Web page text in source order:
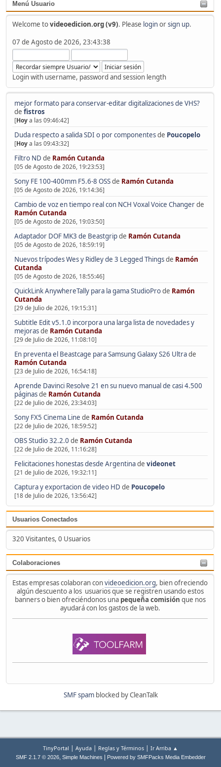
Menú Usuario
Welcome tovideoedicion.org (v9). Please loginorsign up.
07 de Agosto de 2026, 23:43:38
Login with username, password and session length
mejor formato para conservar-editar digitalizaciones de VHS?
de fistros
[Hoya las 09:46:42]
Duda respecto a salida SDI o por componentesde Poucopelo
[Hoya las 09:43:32]
Filtro ND de Ramón Cutanda
[05 de Agosto de 2026, 19:23:53]
Sony FE 100-400mm F5.6-8 OSSde Ramón Cutanda
[05 de Agosto de 2026, 19:14:36]
Cambio de voz en tiempo real con NCH Voxal Voice Changerde
Ramón Cutanda
[05 de Agosto de 2026, 19:03:50]
Adaptador DOF MK3 de Beastgripde Ramón Cutanda
[05 de Agosto de 2026, 18:59:19]
Nuevos trípodes Wes y Ridley de 3 Legged Thingsde Ramón
Cutanda
[05 de Agosto de 2026, 18:55:46]
QuickLink AnywhereTally para la gama StudioProde Ramón
Cutanda
[29 de Julio de 2026, 19:15:31]
Subtitle Edit v5.1.0 incorpora una larga lista de novedades y
mejorasde Ramón Cutanda
[29 de Julio de 2026, 11:08:10]
En preventa el Beastcage para Samsung Galaxy S26 Ultrade
Ramón Cutanda
[23 de Julio de 2026, 16:54:18]
Aprende Davinci Resolve 21 en su nuevo manual de casi 4.500
páginasde Ramón Cutanda
[22 de Julio de 2026, 23:34:03]
Sony FX5 Cinema Line de Ramón Cutanda
[22 de Julio de 2026, 18:59:52]
OBS Studio 32.2.0 de Ramón Cutanda
[22 de Julio de 2026, 11:16:28]
Felicitaciones honestas desde Argentinade videonet
[21 de Julio de 2026, 19:32:11]
Captura y exportacion de video HD de Poucopelo
[18 de Julio de 2026, 13:56:42]
Usuarios Conectados
320 Visitantes, 0 Usuarios
Colaboraciones
Estas empresas colaboran convideoedicion.org, bien ofreciendo
algún descuento a los usuarios que se registren usando estos
banners o bien ofreciéndonos una pequeña comisión que nos
ayudará con los gastos de la web.
SMF spamblocked by CleanTalk
TinyPortal | Ayuda | Reglas y Términos | Ir Arriba ▲
SMF 2.1.7 © 2026, Simple Machines Powered by SMFPacks Media Embedder